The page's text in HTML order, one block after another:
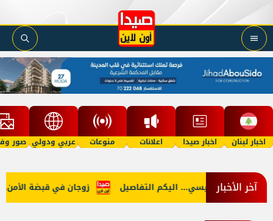
اخبار لبنان اخبار صيدا اعلانات منوعات عربي ودولي صور
آخر الأخبار زوجان في قبضة الأمن... وفاة والد ميسي... اليكم التفاصيل